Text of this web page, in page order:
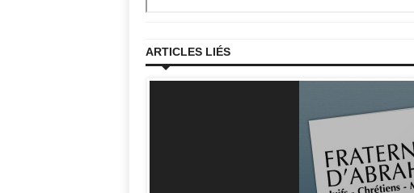
ARTICLES LIÉS